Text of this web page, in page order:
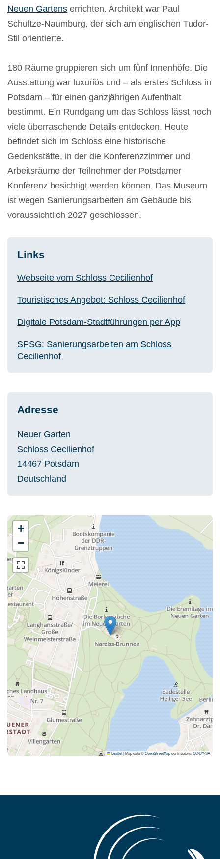
Neuen Gartens errichten. Architekt war Paul
Schultze-Naumburg, der sich am englischen Tudor-
Stil orientierte.
180 Räume gruppieren sich um fünf Innenhöfe. Die
Ausstattung war luxuriös und – als erstes Schloss in
Potsdam – für einen ganzjährigen Aufenthalt
bestimmt. Ein Rundgang um das Schloss lässt noch
viele überraschende Details entdecken. Heute
befindet sich im Schloss eine historische
Gedenkstätte, in der die Konferenzzimmer und
Arbeitsräume der Teilnehmer der Potsdamer
Konferenz besichtigt werden können. Das Museum
ist wegen Sanierungsarbeiten am Gebäude bis
voraussichtlich 2027 geschlossen.
Links
Webseite vom Schloss Cecilienhof
Touristisches Angebot: Schloss Cecilienhof
Digitale Potsdam-Stadtführungen per App
SPSG: Sanierungsarbeiten am Schloss
Cecilienhof
Adresse
Neuer Garten
Schloss Cecilienhof
14467 Potsdam
Deutschland
+
−
Leaflet|Map data ©OpenStreetMapcontributors, CC-BY-SA